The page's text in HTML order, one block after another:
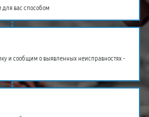
вас способом
и сообщим о выявленных неисправностях -